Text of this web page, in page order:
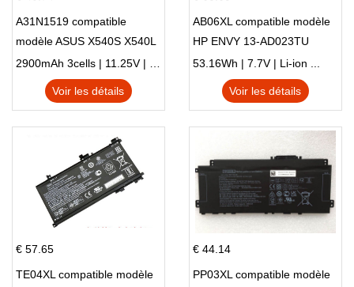
A31N1519 compatible
modèle ASUS X540S X540L
X540LA-SI302 X540SA
X540S
2900mAh 3cells | 11.25V | Li-ion ...
Voir les détails
AB06XL compatible modèle
HP ENVY 13-AD023TU
HSTNN-DB8C 921438-855
TPN-I128
53.16Wh | 7.7V | Li-ion ...
Voir les détails
€ 57.65
TE04XL compatible modèle
€ 44.14
PP03XL compatible modèle